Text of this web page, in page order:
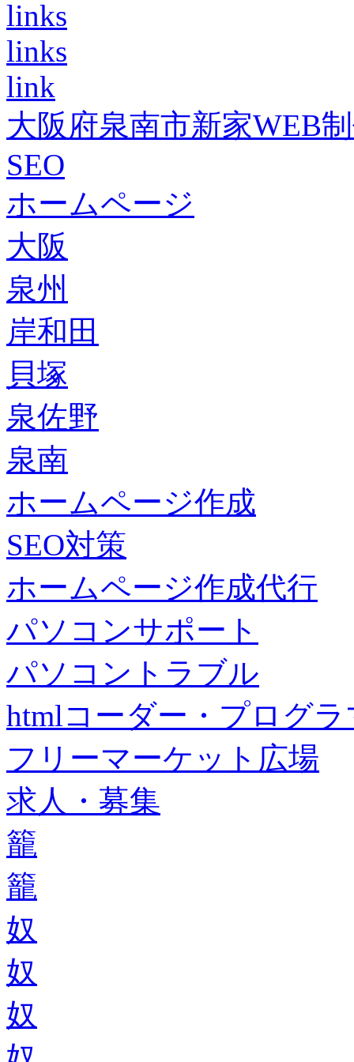
links
links
link
大阪府泉南市新家WEB
SEO
ホームページ
大阪
泉州
岸和田
貝塚
泉佐野
泉南
ホームページ作成
SEO対策
ホームページ作成代行
パソコンサポート
パソコントラブル
htmlコーダー・プログラ
フリーマーケット広場
求人・募集
籠
籠
奴
奴
奴